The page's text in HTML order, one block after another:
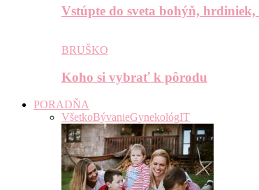
Vstúpte do sveta bohýň,
BRUŠKO
Koho si vybrať k pôrodu
PORADŇA
VšetkoBývanieGynekológIT